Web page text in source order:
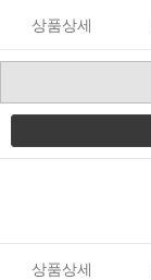
상품상세
상품상세